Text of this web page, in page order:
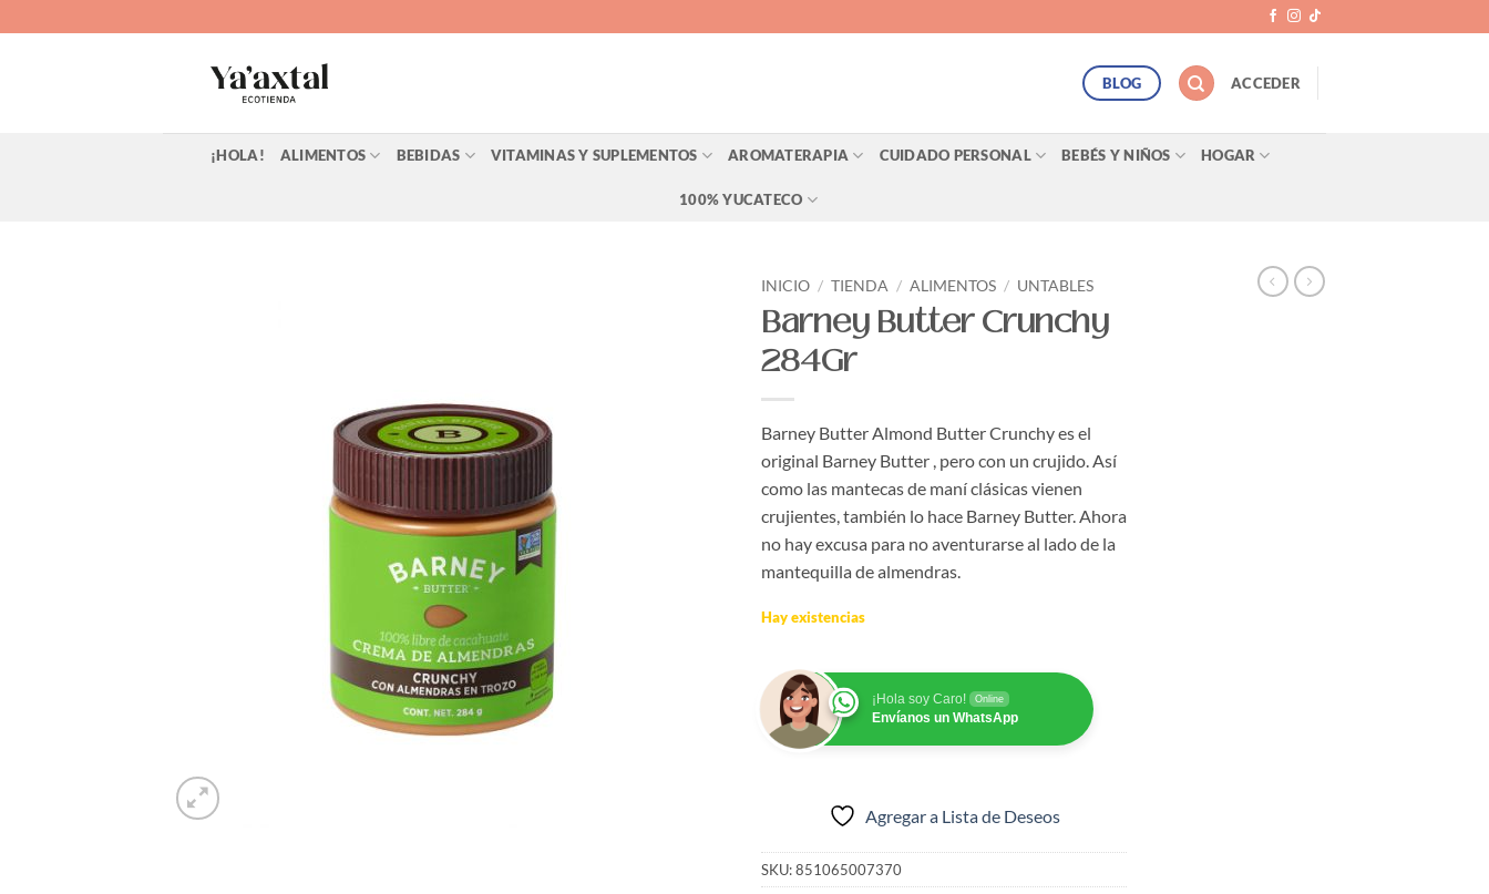
al
BLOG ACCEDER
¡HOLA! ALIMENTOS BEBIDAS VITAMINAS Y SUPLEMENTOS AROMATERAPIA CUIDADO PERSONAL BEBÉS Y NIÑOS HOGAR
100% YUCATECO
INICIO / TIENDA / ALIMENTOS / UNTABLES
Barney Butter Crunchy
284Gr
Barney Butter Almond Butter Crunchy es el
original Barney Butter , pero con un crujido. Así
como las mantecas de maní clásicas vienen
crujientes, también lo hace Barney Butter. Ahora
no hay excusa para no aventurarse al lado de la
mantequilla de almendras.
Hay existencias
¡Hola soy Caro! Online
Envíanos un WhatsApp
Agregar a Lista de Deseos
SKU:851065007370